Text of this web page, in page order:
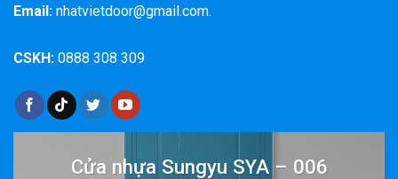
Email: nhatvietdoor@gmail.com.
CSKH: 0888 308 309
Cửa nhựa Sungyu SYA – 006